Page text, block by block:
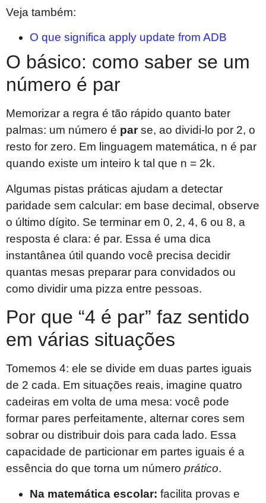
Veja também:
O que significa apply update from ADB
O básico: como saber se um
número é par
Memorizar a regra é tão rápido quanto bater
palmas: um número é parse, ao dividi-lo por 2, o
resto for zero. Em linguagem matemática, n é par
quando existe um inteiro k tal que n = 2k.
Algumas pistas práticas ajudam a detectar
paridade sem calcular: em base decimal, observe
o último dígito. Se terminar em 0, 2, 4, 6 ou 8, a
resposta é clara: é par. Essa é uma dica
instantânea útil quando você precisa decidir
quantas mesas preparar para convidados ou
como dividir uma pizza entre pessoas.
Por que “4 é par” faz sentido
em várias situações
Tomemos 4: ele se divide em duas partes iguais
de 2 cada. Em situações reais, imagine quatro
cadeiras em volta de uma mesa: você pode
formar pares perfeitamente, alternar cores sem
sobrar ou distribuir dois para cada lado. Essa
capacidade de particionar em partes iguais é a
essência do que torna um número prático.
Na matemática escolar: facilita provas e